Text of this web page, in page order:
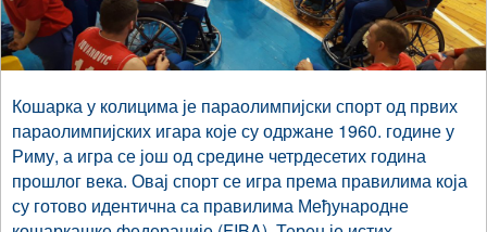
Кошарка у колицима је параолимпијски спорт од првих
параолимпијских игара које су одржане 1960. године у
Риму, а игра се још од средине четрдесетих година
прошлог века. Овај спорт се игра према правилима која
су готово идентична са правилима Међународне